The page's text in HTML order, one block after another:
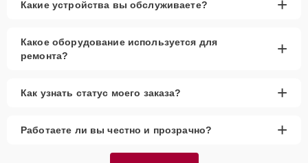
до замены крупных деталей, что обеспечивает продолжительную
обслуживания.
Какие устройства вы обслуживаете? +
Какое оборудование используется для
ремонта?
+
Как узнать статус моего заказа? +
Работаете ли вы честно и прозрачно? +